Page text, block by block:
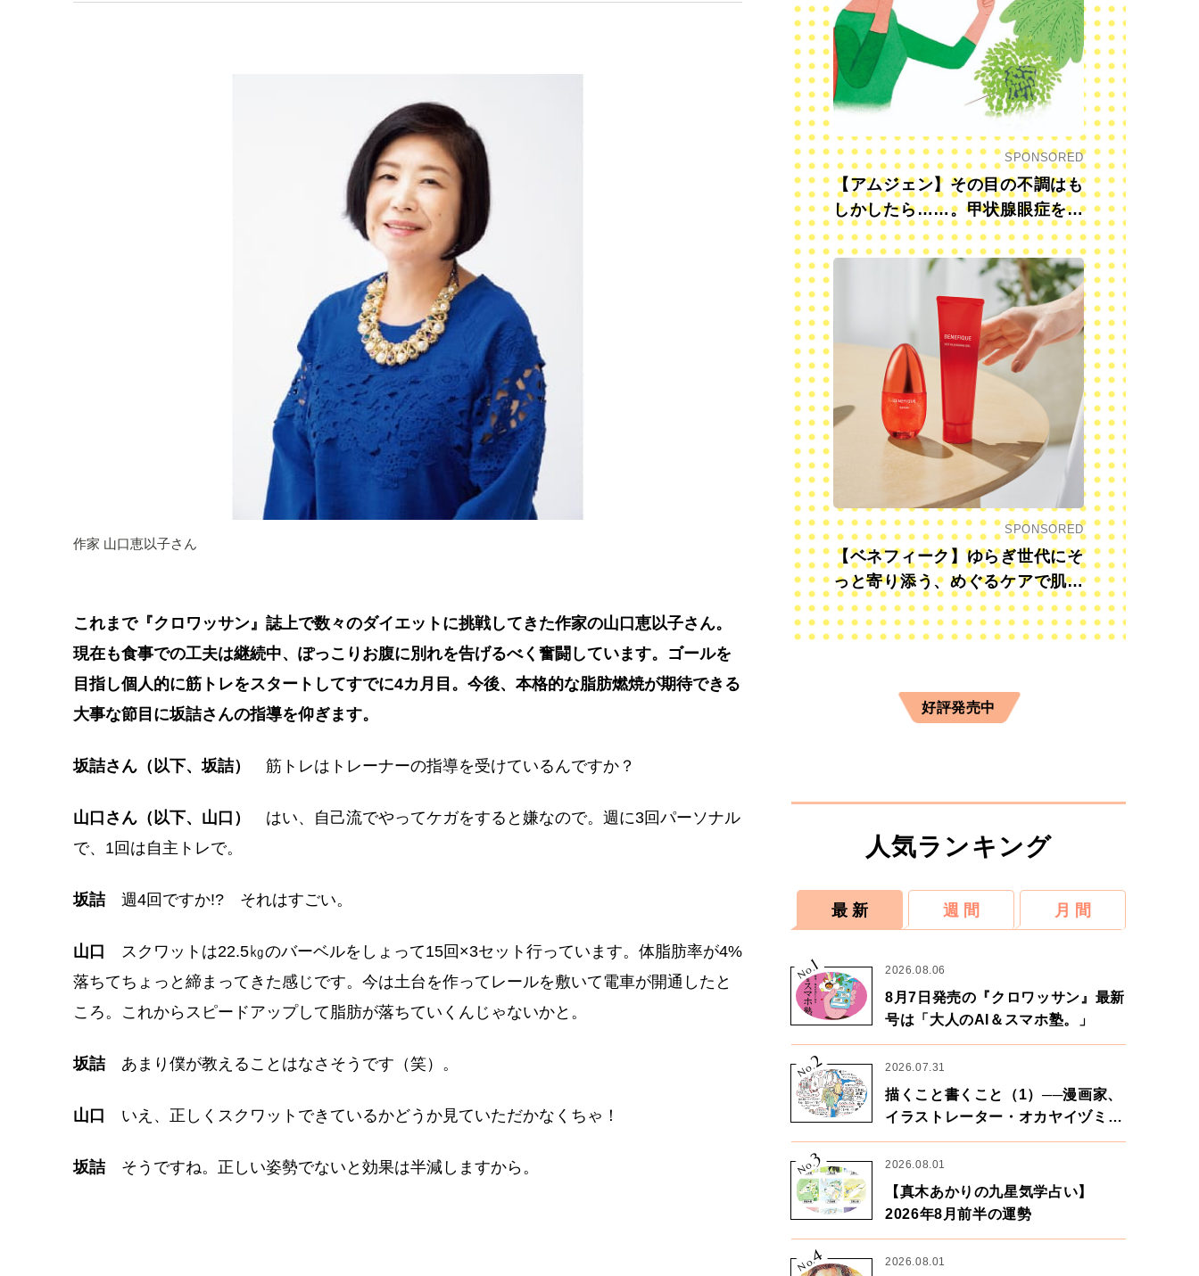
作家 山口恵以子さん
これまで『クロワッサン』誌上で数々のダイエットに挑戦してきた作家の山口恵以子さん。
現在も食事での工夫は継続中、ぽっこりお腹に別れを告げるべく奮闘しています。ゴールを
目指し個人的に筋トレをスタートしてすでに4カ月目。今後、本格的な脂肪燃焼が期待できる
大事な節目に坂詰さんの指導を仰ぎます。
坂詰さん（以下、坂詰） 筋トレはトレーナーの指導を受けているんですか？
山口さん（以下、山口） はい、自己流でやってケガをすると嫌なので。週に3回パーソナル
で、1回は自主トレで。
坂詰 週4回ですか!? それはすごい。
山口 スクワットは22.5㎏のバーベルをしょって15回×3セット行っています。体脂肪率が4%
落ちてちょっと締まってきた感じです。今は土台を作ってレールを敷いて電車が開通したと
ころ。これからスピードアップして脂肪が落ちていくんじゃないかと。
坂詰 あまり僕が教えることはなさそうです（笑）。
山口 いえ、正しくスクワットできているかどうか見ていただかなくちゃ！
坂詰 そうですね。正しい姿勢でないと効果は半減しますから。
SPONSORED
【アムジェン】その目の不調はも
しかしたら……。甲状腺眼症を知
っていますか？
SPONSORED
【ベネフィーク】ゆらぎ世代にそ
っと寄り添う、めぐるケアで肌も
心も前向きに
好評発売中
人気ランキング
最 新 週 間 月 間
No.
1 2026.08.06
8月7日発売の『クロワッサン』最新
号は「大人のAI＆スマホ塾。」
No.2 2026.07.31
描くこと書くこと（1）──漫画家、
イラストレーター・オカヤイヅミさ
ん×漫画家・鶴谷香央理さん
No.
3 2026.08.01
【真木あかりの九星気学占い】
2026年8月前半の運勢
No.
4 2026.08.01